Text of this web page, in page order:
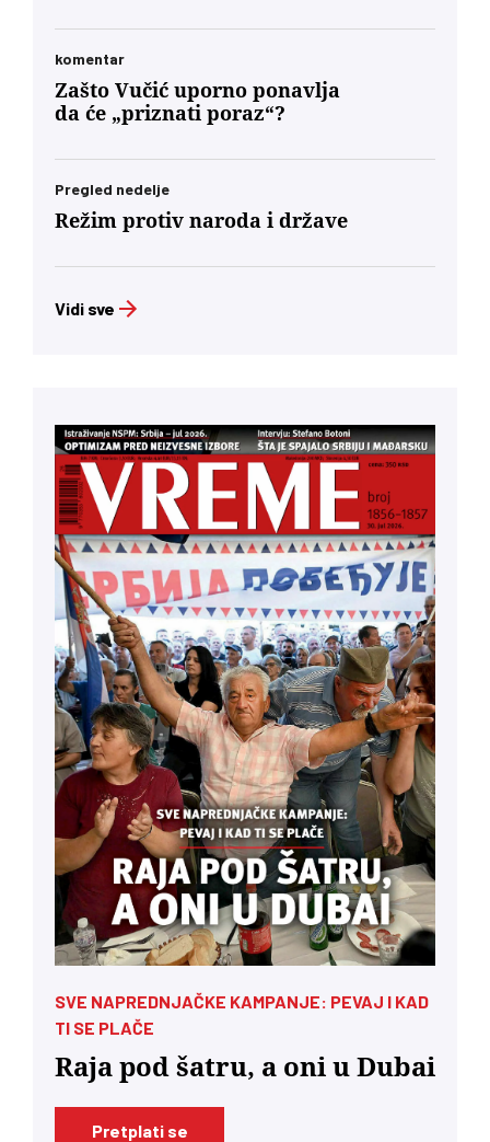
komentar
Zašto Vučić uporno ponavlja
da će „priznati poraz“?
Pregled nedelje
Režim protiv naroda i države
Vidi sve
SVE NAPREDNJAČKE KAMPANJE: PEVAJ I KAD
TI SE PLAČE
Raja pod šatru, a oni u Dubai
Pretplati se